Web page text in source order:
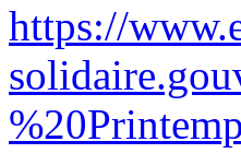
https://